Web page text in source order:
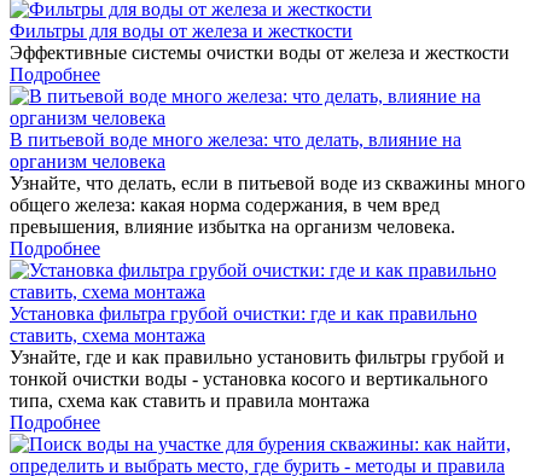
Фильтры для воды от железа и жесткости
Эффективные системы очистки воды от железа и жесткости
Подробнее
В питьевой воде много железа: что делать, влияние на
организм человека
Узнайте, что делать, если в питьевой воде из скважины много
общего железа: какая норма содержания, в чем вред
превышения, влияние избытка на организм человека.
Подробнее
Установка фильтра грубой очистки: где и как правильно
ставить, схема монтажа
Узнайте, где и как правильно установить фильтры грубой и
тонкой очистки воды - установка косого и вертикального
типа, схема как ставить и правила монтажа
Подробнее